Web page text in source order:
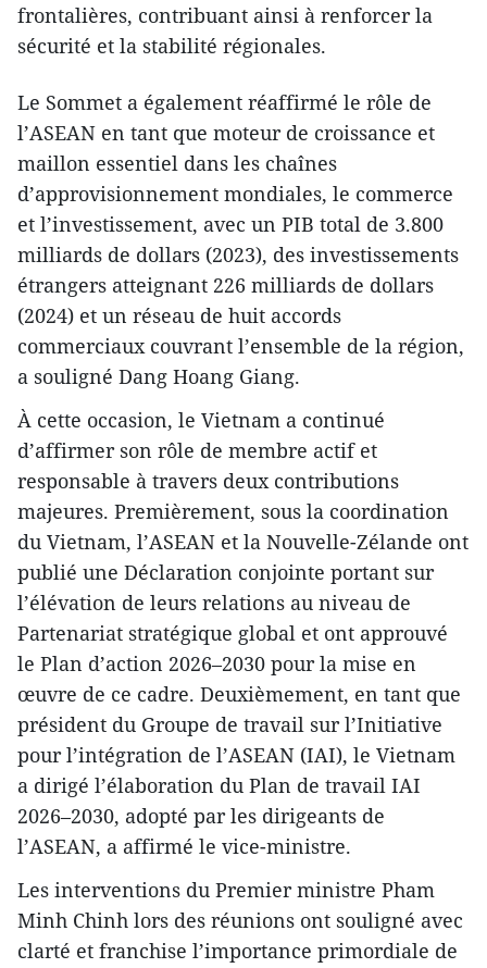
frontalières, contribuant ainsi à renforcer la
sécurité et la stabilité régionales.
Le Sommet a également réaffirmé le rôle de
l’ASEAN en tant que moteur de croissance et
maillon essentiel dans les chaînes
d’approvisionnement mondiales, le commerce
et l’investissement, avec un PIB total de 3.800
milliards de dollars (2023), des investissements
étrangers atteignant 226 milliards de dollars
(2024) et un réseau de huit accords
commerciaux couvrant l’ensemble de la région,
a souligné Dang Hoang Giang.
À cette occasion, le Vietnam a continué
d’affirmer son rôle de membre actif et
responsable à travers deux contributions
majeures. Premièrement, sous la coordination
du Vietnam, l’ASEAN et la Nouvelle-Zélande ont
publié une Déclaration conjointe portant sur
l’élévation de leurs relations au niveau de
Partenariat stratégique global et ont approuvé
le Plan d’action 2026–2030 pour la mise en
œuvre de ce cadre. Deuxièmement, en tant que
président du Groupe de travail sur l’Initiative
pour l’intégration de l’ASEAN (IAI), le Vietnam
a dirigé l’élaboration du Plan de travail IAI
2026–2030, adopté par les dirigeants de
l’ASEAN, a affirmé le vice-ministre.
Les interventions du Premier ministre Pham
Minh Chinh lors des réunions ont souligné avec
clarté et franchise l’importance primordiale de